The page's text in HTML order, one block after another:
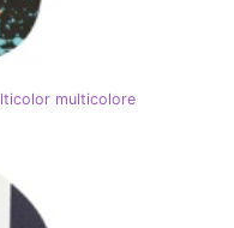
multicolore